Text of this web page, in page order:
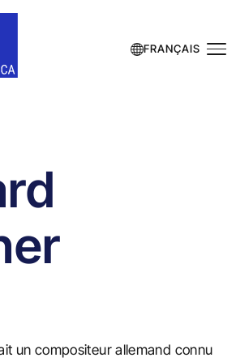
FRANÇAIS
un compositeur allemand connu